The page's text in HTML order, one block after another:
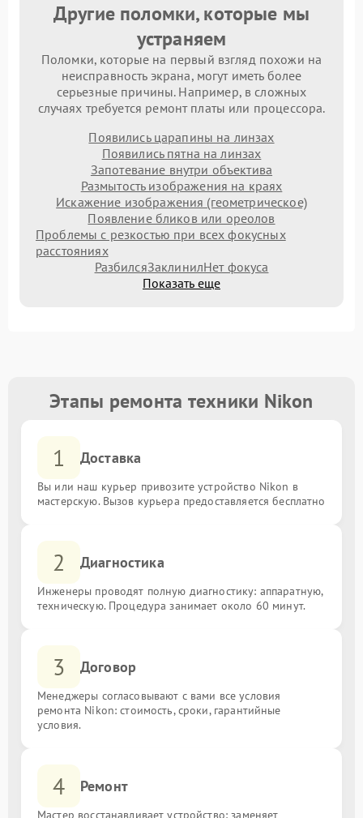
Другие поломки, которые мы
устраняем
Поломки, которые на первый взгляд похожи на
неисправность экрана, могут иметь более
серьезные причины. Например, в сложных
случаях требуется ремонт платы или процессора.
Появились царапины на линзах
Появились пятна на линзах
Запотевание внутри объектива
Размытость изображения на краях
Искажение изображения (геометрическое)
Появление бликов или ореолов
Проблемы с резкостью при всех фокусных
расстояниях
РазбилсяЗаклинилНет фокуса
Показать еще
Этапы ремонта техники Nikon
1 Доставка
Вы или наш курьер привозите устройство Nikon в
мастерскую. Вызов курьера предоставляется бесплатно
2 Диагностика
Инженеры проводят полную диагностику: аппаратную,
техническую. Процедура занимает около 60 минут.
3 Договор
Менеджеры согласовывают с вами все условия
ремонта Nikon: стоимость, сроки, гарантийные
условия.
4 Ремонт
Мастер восстанавливает устройство: заменяет